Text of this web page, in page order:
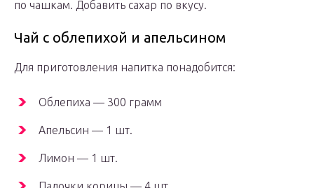
по чашкам. Добавить сахар по вкусу.
Чай с облепихой и апельсином
Для приготовления напитка понадобится:
Облепиха — 300 грамм
Апельсин — 1 шт.
Лимон — 1 шт.